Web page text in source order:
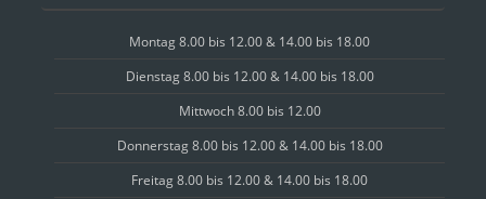
Montag 8.00 bis 12.00 & 14.00 bis 18.00
Dienstag 8.00 bis 12.00 & 14.00 bis 18.00
Mittwoch 8.00 bis 12.00
Donnerstag 8.00 bis 12.00 & 14.00 bis 18.00
Freitag 8.00 bis 12.00 & 14.00 bis 18.00